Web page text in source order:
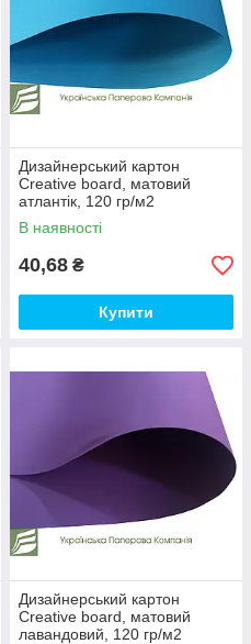
Дизайнерський картон
Creative board, матовий
атлантік, 120 гр/м2
В наявності
40,68 ₴
Купити
Дизайнерський картон
Creative board, матовий
лавандовий, 120 гр/м2